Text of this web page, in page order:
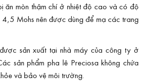
ăn mòn thậm chí ở nhiệt độ cao và có độ
Mohs nên được dùng để mạ các trang
sản xuất tại nhà máy của công ty ở
sản phẩm pha lê Preciosa không chứa
và bảo vệ môi trường.